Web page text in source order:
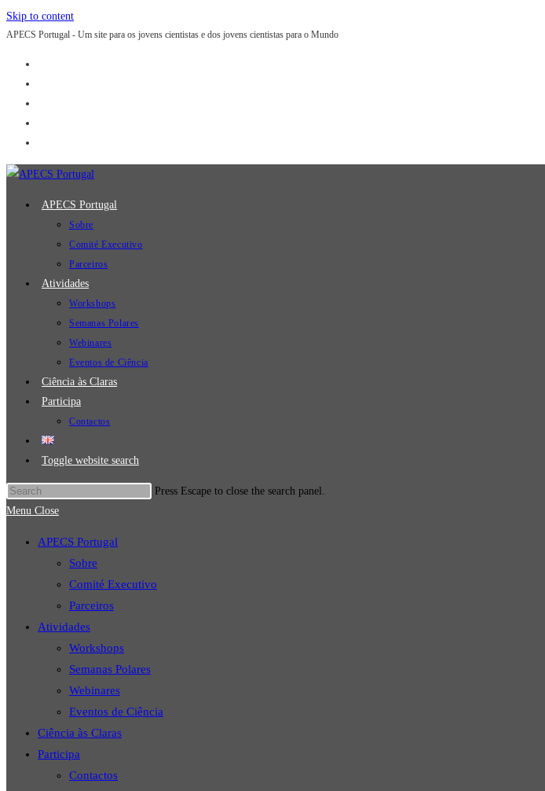
Skip to content
APECS Portugal - Um site para os jovens cientistas e dos jovens cientistas para o Mundo
APECS Portugal
Sobre
Comité Executivo
Parceiros
Atividades
Workshops
Semanas Polares
Webinares
Eventos de Ciência
Ciência às Claras
Participa
Contactos
Toggle website search
Press Escape to close the search panel.
Menu Close
APECS Portugal
Sobre
Comité Executivo
Parceiros
Atividades
Workshops
Semanas Polares
Webinares
Eventos de Ciência
Ciência às Claras
Participa
Contactos